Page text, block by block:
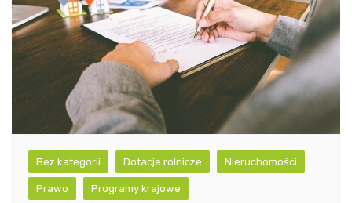
Bez kategorii Dotacje rolnicze Nieruchomości
Prawo Programy krajowe